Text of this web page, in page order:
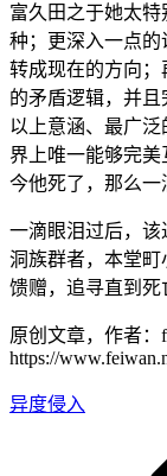
富久田之于她太
种；更深入一点
转成现在的方向；
的矛盾逻辑，并
以上意涵、最广
界上唯一能够完
今他死了，那么一
一滴眼泪过后，
洞族群者，本堂
馈赠，追寻直到死
原创文章，作者：
https://
异度侵入